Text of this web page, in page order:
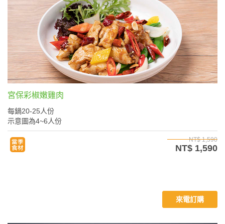
宮保彩椒嫩雞肉
每鍋20-25人份
示意圖為4~6人份
NT$ 1,590
NT$ 1,590
來電訂購